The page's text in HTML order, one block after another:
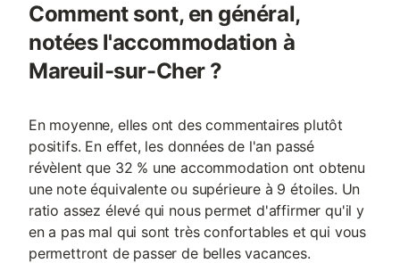
Comment sont, en général,
notées l'accommodation à
Mareuil-sur-Cher ?
En moyenne, elles ont des commentaires plutôt
positifs. En effet, les données de l'an passé
révèlent que 32 % une accommodation ont obtenu
une note équivalente ou supérieure à 9 étoiles. Un
ratio assez élevé qui nous permet d'affirmer qu'il y
en a pas mal qui sont très confortables et qui vous
permettront de passer de belles vacances.